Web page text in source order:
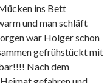
ins Bett
und man schläft
war Holger schon
gefrühstückt mit
Nach dem